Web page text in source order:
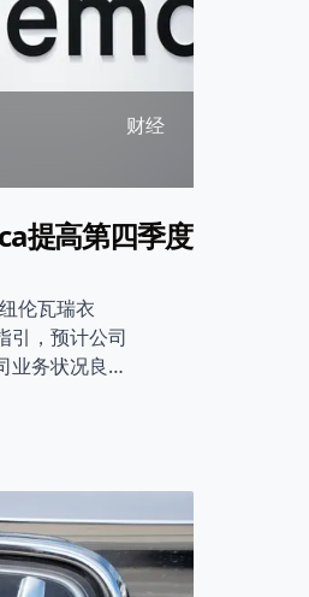
财经
提高第四季度
伦瓦瑞衣
引，预计公司
业务状况良